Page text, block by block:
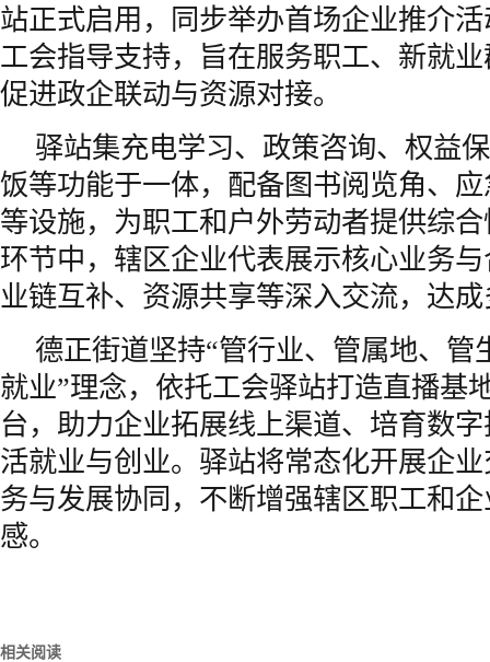
站正式启用，同步举办首场企业推介
工会指导支持，旨在服务职工、新就
促进政企联动与资源对接。
驿站集充电学习、政策咨询、权益
饭等功能于一体，配备图书阅览角、
等设施，为职工和户外劳动者提供综
环节中，辖区企业代表展示核心业务
业链互补、资源共享等深入交流，达
德正街道坚持“管行业、管属地、管
就业”理念，依托工会驿站打造直播基
台，助力企业拓展线上渠道、培育数
活就业与创业。驿站将常态化开展企
务与发展协同，不断增强辖区职工和
感。
相关阅读